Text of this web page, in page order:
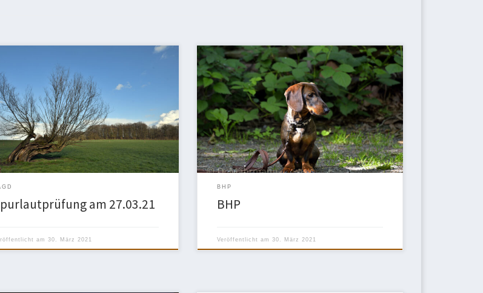
Spurlautprüfung fand mit behördlicher
und unter Beachtung der
statt. Bei 3° C und Schauerwetter mit
und Graupel ging es durch ein
Revier mit gutem
Hunde bestanden die Prüfung:
von der Ruhrau 50 Pkt. III. Preis Lieselotte
von der Falkenburg 100 Pkt. I. […]
am 27.03.21
am 30. März 2021
Liebe Teckelfreunde, die neuen BHP-Kurse
beginnen am 26.06.2021! Wir freuen uns! aufgrund
der aktuellen Coronaschutzverordnung kann der
BHP-Kurs noch nicht starten bzw. fortgeführt werden.
Wir halten euch auf dem aktuellen Stand, sollte sich
etwas daran ändern.Bleibt gesund und wir hoffen
auf ein baldiges Wiedersehen.Viele GrüßeAnja,
Detlef, Elke und Nina
BHP
BHP
Veröffentlicht am 30. März 2021